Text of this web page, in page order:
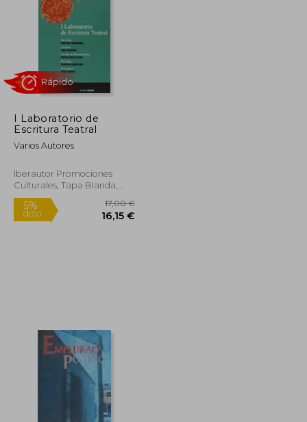
I Laboratorio de
Escritura Teatral
Varios Autores
Iberautor Promociones
Culturales, Tapa Blanda,
Nuevo